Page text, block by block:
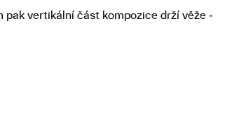
pak vertikální část kompozice drží věže